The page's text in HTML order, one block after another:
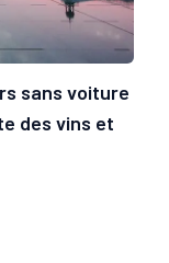
sans voiture
des vins et